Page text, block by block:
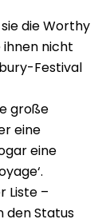
die Worthy
nicht
Festival
große
eine
eine
Liste –
den Status